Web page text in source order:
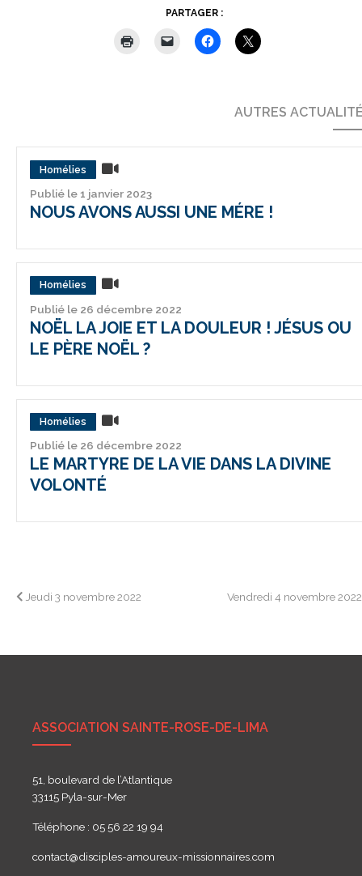
PARTAGER :
AUTRES
Homélies
Publié le 1 janvier 2023
NOUS AVONS AUSSI UNE MÉRE !
Homélies
Publié le 26 décembre 2022
NOËL LA JOIE ET LA DOULEUR ! JÉSUS OU
LE PÈRE NOËL ?
Homélies
Publié le 26 décembre 2022
LE MARTYRE DE LA VIE DANS LA DIVINE
VOLONTÉ
Navigation
Jeudi 3 novembre 2022 Vendredi 4 novembre
ASSOCIATION SAINTE-ROSE-DE-LIMA
51, boulevard de l’Atlantique
33115 Pyla-sur-Mer
Téléphone : 05 56 22 19 94
contact@disciples-amoureux-missionnaires.com